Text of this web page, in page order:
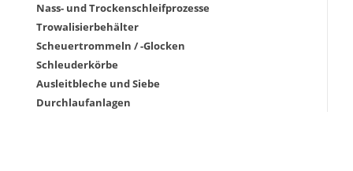
Nass- und Trockenschleifprozesse
Trowalisierbehälter
Scheuertrommeln / -Glocken
Schleuderkörbe
Ausleitbleche und Siebe
Durchlaufanlagen